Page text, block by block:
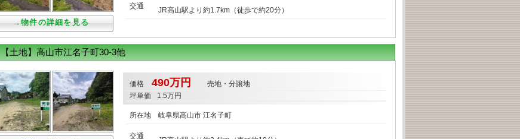
→物件の詳細を見る
交通 JR高山駅より約1.7km（徒歩で約20分）
【土地】高山市江名子町30-3他
価格 490万円
売地・分譲地
坪単価
1.5万円
所在地 岐阜県高山市 江名子町
交通